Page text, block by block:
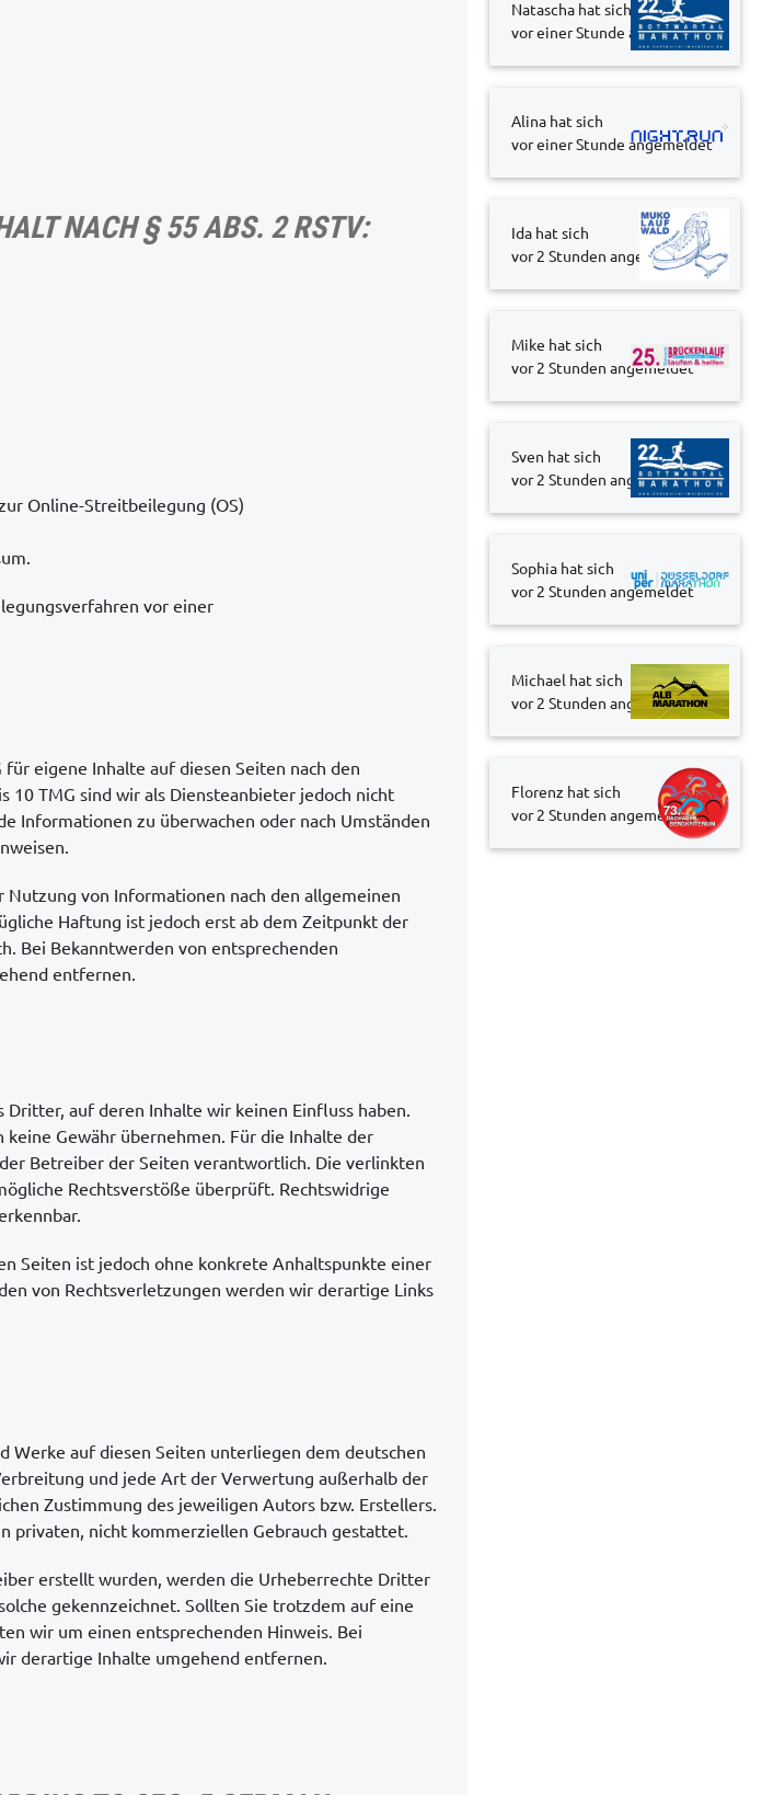
NACH § 55 ABS. 2 RSTV:
Online-Streitbeilegung (OS)
vor einer
eigene Inhalte auf diesen Seiten nach den
10 TMG sind wir als Diensteanbieter jedoch nicht
zu überwachen oder nach Umständen
von Informationen nach den allgemeinen
Haftung ist jedoch erst ab dem Zeitpunkt der
Bei Bekanntwerden von entsprechenden
entfernen.
auf deren Inhalte wir keinen Einfluss haben.
Gewähr übernehmen. Für die Inhalte der
Betreiber der Seiten verantwortlich. Die verlinkten
Rechtsverstöße überprüft. Rechtswidrige
Seiten ist jedoch ohne konkrete Anhaltspunkte einer
von Rechtsverletzungen werden wir derartige Links
auf diesen Seiten unterliegen dem deutschen
und jede Art der Verwertung außerhalb der
Zustimmung des jeweiligen Autors bzw. Erstellers.
privaten, nicht kommerziellen Gebrauch gestattet.
erstellt wurden, werden die Urheberrechte Dritter
gekennzeichnet. Sollten Sie trotzdem auf eine
wir um einen entsprechenden Hinweis. Bei
derartige Inhalte umgehend entfernen.
Natascha hat sich
vor einer Stunde angemeldet
Alina hat sich
vor einer Stunde angemeldet
Ida hat sich
vor 2 Stunden angemeldet
Mike hat sich
vor 2 Stunden angemeldet
Sven hat sich
vor 2 Stunden angemeldet
Sophia hat sich
vor 2 Stunden angemeldet
Michael hat sich
vor 2 Stunden angemeldet
Florenz hat sich
vor 2 Stunden angemeldet